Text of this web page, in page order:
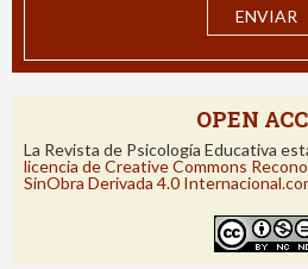
OPEN
La Revista de Psicología Educativa
licencia de Creative Commons
SinObra Derivada 4.0